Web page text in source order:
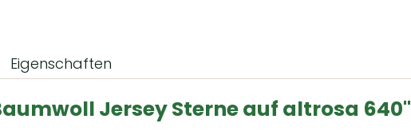
Eigenschaften
Jersey Sterne auf altrosa 640"